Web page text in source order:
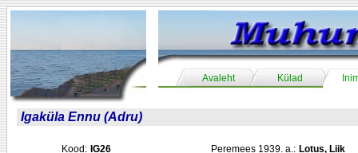
Avaleht Külad
Igaküla Ennu (Adru)
Kood: IG26 Peremees 1939. a.: Lotus, Liik